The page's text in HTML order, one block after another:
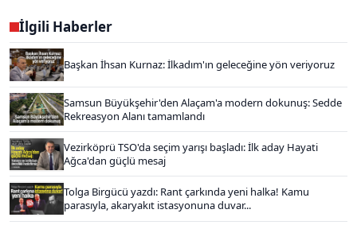
İlgili Haberler
Başkan İhsan Kurnaz: İlkadım'ın geleceğine yön veriyoruz
Samsun Büyükşehir'den Alaçam'a modern dokunuş: Sedde
Rekreasyon Alanı tamamlandı
Vezirköprü TSO'da seçim yarışı başladı: İlk aday Hayati
Ağca'dan güçlü mesaj
Tolga Birgücü yazdı: Rant çarkında yeni halka! Kamu
parasıyla, akaryakıt istasyonuna duvar...